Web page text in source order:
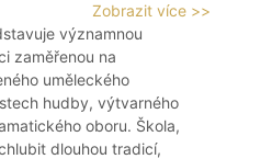
Zobrazit více >>
významnou
zaměřenou na
uměleckého
hudby, výtvarného
oboru. Škola,
dlouhou tradicí,